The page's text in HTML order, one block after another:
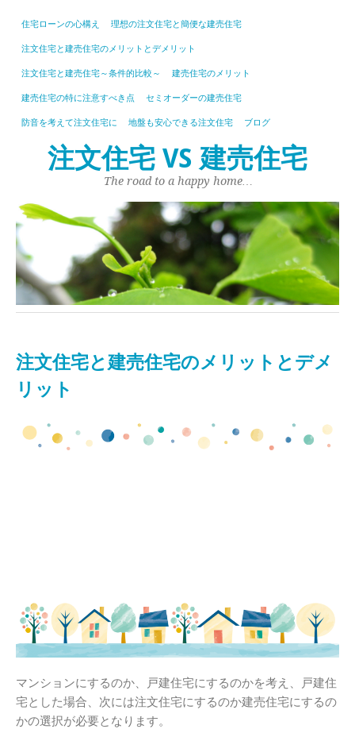
住宅ローンの心構え 理想の注文住宅と簡便な建売住宅
注文住宅と建売住宅のメリットとデメリット
注文住宅と建売住宅～条件的比較～ 建売住宅のメリット
建売住宅の特に注意すべき点 セミオーダーの建売住宅
防音を考えて注文住宅に 地盤も安心できる注文住宅 ブログ
注文住宅 VS 建売住宅
The road to a happy home…
注文住宅と建売住宅のメリットとデメ
リット
マンションにするのか、戸建住宅にするのかを考え、戸建住
宅とした場合、次には注文住宅にするのか建売住宅にするの
かの選択が必要となります。